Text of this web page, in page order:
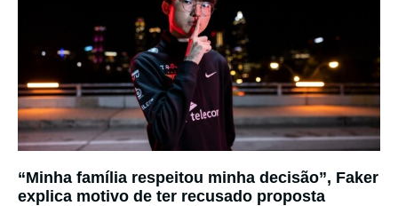
“Minha família respeitou minha decisão”, Faker
explica motivo de ter recusado proposta